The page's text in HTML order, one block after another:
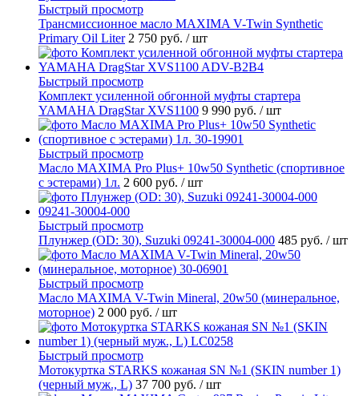
Быстрый просмотр
Трансмиссионное масло MAXIMA V-Twin Synthetic
Primary Oil Liter 2 750 руб. / шт
Быстрый просмотр
Комплект усиленной обгонной муфты стартера
YAMAHA DragStar XVS1100 9 990 руб. / шт
Быстрый просмотр
Масло MAXIMA Pro Plus+ 10w50 Synthetic (спортивное
с эстерами) 1л. 2 600 руб. / шт
Быстрый просмотр
Плунжер (OD: 30), Suzuki 09241-30004-000 485 руб. / шт
Быстрый просмотр
Масло MAXIMA V-Twin Mineral, 20w50 (минеральное,
моторное) 2 000 руб. / шт
Быстрый просмотр
Мотокуртка STARKS кожаная SN №1 (SKIN number 1)
(черный муж., L) 37 700 руб. / шт